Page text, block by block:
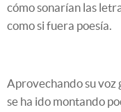
cómo sonarían las
como si fuera poesía.
Aprovechando su voz
se ha ido montando